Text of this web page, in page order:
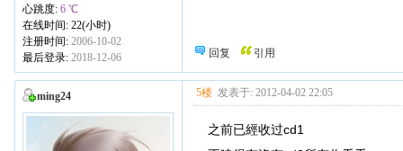
心跳度: 6 ℃
在线时间: 22(小时)
注册时间: 2006-10-02
最后登录: 2018-12-06 回复 引用
ming24 5楼 发表于: 2012-04-02 22:05
之前已經收过cd1